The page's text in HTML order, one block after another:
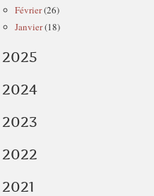
Février(26)
Janvier(18)
2025
2024
2023
2022
2021